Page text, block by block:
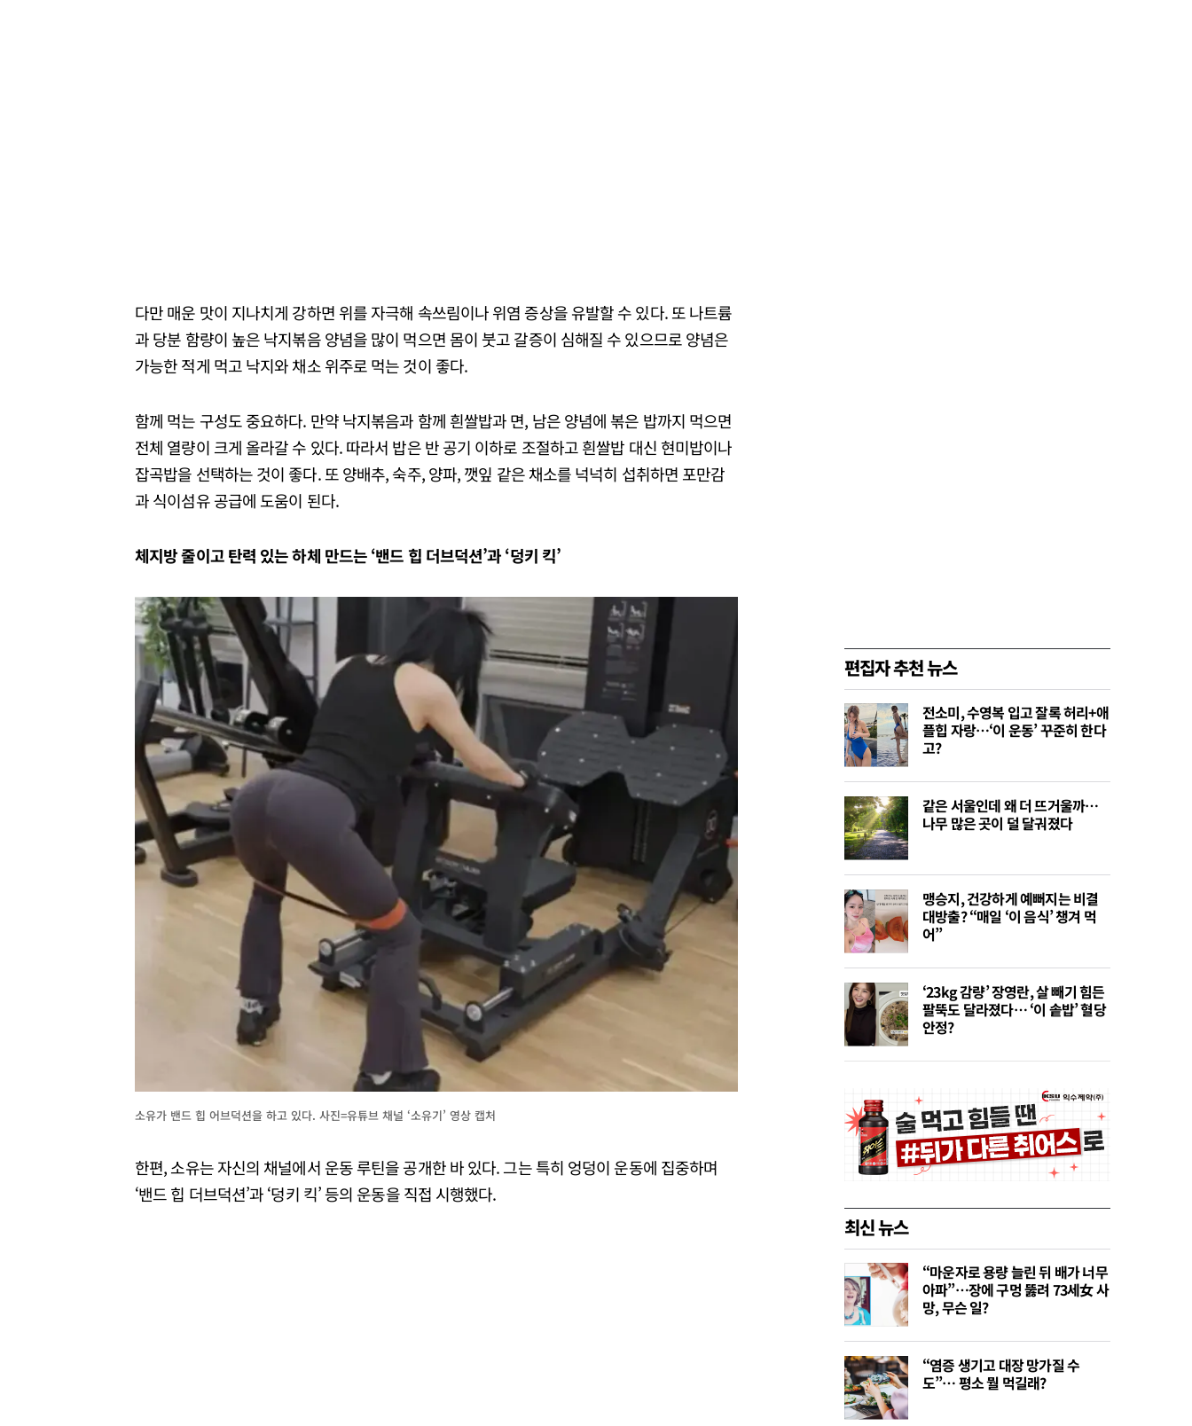
다만 매운 맛이 지나치게 강하면 위를 자극해 속쓰림이나 위염 증상을 유발할 수 있다. 또 나트륨
과 당분 함량이 높은 낙지볶음 양념을 많이 먹으면 몸이 붓고 갈증이 심해질 수 있으므로 양념은
가능한 적게 먹고 낙지와 채소 위주로 먹는 것이 좋다.
함께 먹는 구성도 중요하다. 만약 낙지볶음과 함께 흰쌀밥과 면, 남은 양념에 볶은 밥까지 먹으면
전체 열량이 크게 올라갈 수 있다. 따라서 밥은 반 공기 이하로 조절하고 흰쌀밥 대신 현미밥이나
잡곡밥을 선택하는 것이 좋다. 또 양배추, 숙주, 양파, 깻잎 같은 채소를 넉넉히 섭취하면 포만감
과 식이섬유 공급에 도움이 된다.
체지방 줄이고 탄력 있는 하체 만드는 ‘밴드 힙 더브덕션’과 ‘덩키 킥’
소유가 밴드 힙 어브덕션을 하고 있다. 사진=유튜브 채널 ‘소유기’ 영상 캡처
한편, 소유는 자신의 채널에서 운동 루틴을 공개한 바 있다. 그는 특히 엉덩이 운동에 집중하며
‘밴드 힙 더브덕션’과 ‘덩키 킥’ 등의 운동을 직접 시행했다.
편집자 추천 뉴스
전소미, 수영복 입고 잘록 허리+애
플힙 자랑…‘이 운동’ 꾸준히 한다
고?
같은 서울인데 왜 더 뜨거울까…
나무 많은 곳이 덜 달궈졌다
맹승지, 건강하게 예뻐지는 비결
대방출? “매일 ‘이 음식’ 챙겨 먹
어”
‘23kg 감량’ 장영란, 살 빼기 힘든
팔뚝도 달라졌다… ‘이 솥밥’ 혈당
안정?
최신 뉴스
“마운자로 용량 늘린 뒤 배가 너무
아파”…장에 구멍 뚫려 73세女 사
망, 무슨 일?
“염증 생기고 대장 망가질 수
도”… 평소 뭘 먹길래?